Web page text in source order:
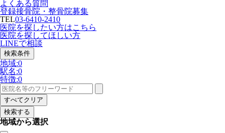
よくある質問
登録接骨院・整骨院募集
TEL03-6410-2410
医院を探したい方はこちら
医院を探してほしい方
LINEで相談
検索条件
地域:0
駅名:0
特徴:0
地域から選択